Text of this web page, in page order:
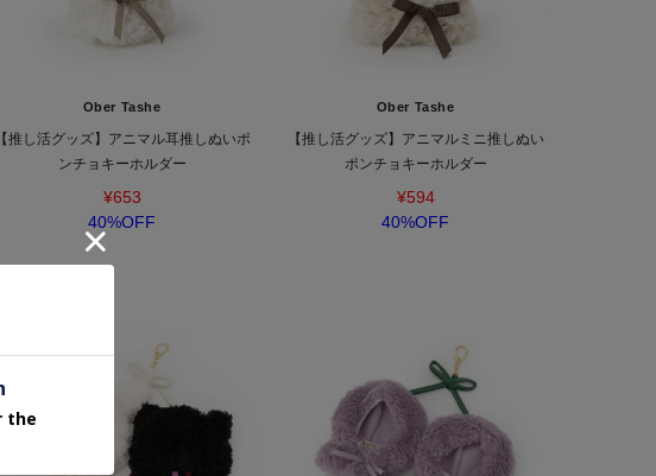
Ober Tashe
【推し活グッズ】アニマル耳推しぬいポ
ンチョキーホルダー
¥653
40%OFF
Ober Tashe
【推し活グッズ】アニマルミニ推しぬい
ポンチョキーホルダー
¥594
40%OFF